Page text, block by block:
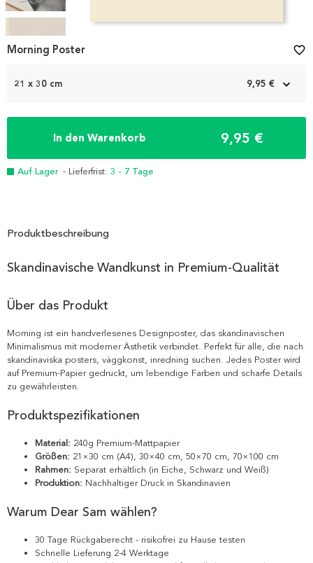
Item
1
21 x 30 cm 9,95 €
In den Warenkorb 9,95 €
Auf Lager - Lieferfrist: 3 - 7 Tage
Morning Poster favorite_border
Produktbeschreibung
Skandinavische Wandkunst in Premium-Qualität
Über das Produkt
Morning ist ein handverlesenes Designposter, das skandinavischen
Minimalismus mit moderner Ästhetik verbindet. Perfekt für alle, die nach
skandinaviska posters, väggkonst, inredning suchen. Jedes Poster wird
auf Premium-Papier gedruckt, um lebendige Farben und scharfe Details
zu gewährleisten.
Produktspezifikationen
Material: 240g Premium-Mattpapier
Größen: 21×30 cm (A4), 30×40 cm, 50×70 cm, 70×100 cm
Rahmen: Separat erhältlich (in Eiche, Schwarz und Weiß)
Produktion: Nachhaltiger Druck in Skandinavien
Warum Dear Sam wählen?
30 Tage Rückgaberecht - risikofrei zu Hause testen
Schnelle Lieferung 2-4 Werktage